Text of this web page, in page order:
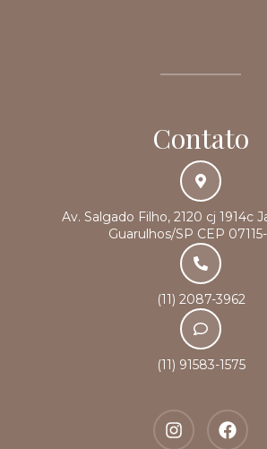
Contato
Av. Salgado Filho, 2120 cj 1914c
Guarulhos/SP CEP
(11) 2087-3962
(11) 91583-1575